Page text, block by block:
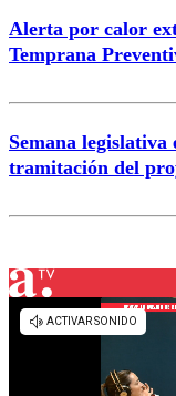
Alerta por calor
Temprana
Semana
tramitación del